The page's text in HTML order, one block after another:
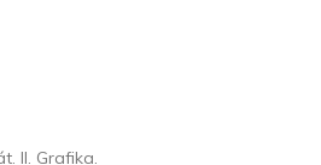
II. Grafika.